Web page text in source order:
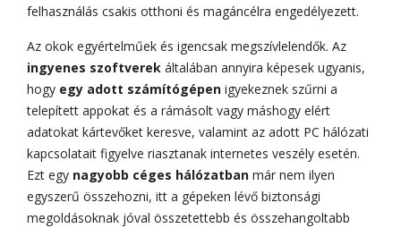
felhasználás csakis otthoni és magáncélra engedélyezett.
Az okok egyértelműek és igencsak megszívlelendők. Az
ingyenes szoftverek általában annyira képesek ugyanis,
hogy egy adott számítógépen igyekeznek szűrni a
telepített appokat és a rámásolt vagy máshogy elért
adatokat kártevőket keresve, valamint az adott PC hálózati
kapcsolatait figyelve riasztanak internetes veszély esetén.
Ezt egy nagyobb céges hálózatban már nem ilyen
egyszerű összehozni, itt a gépeken lévő biztonsági
megoldásoknak jóval összetettebb és összehangoltabb